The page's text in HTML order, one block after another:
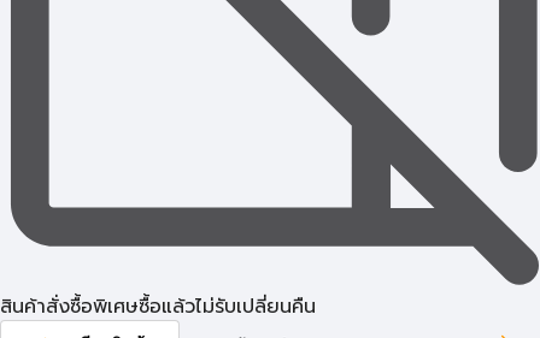
สินค้าสั่งซื้อพิเศษซื้อแล้วไม่รับเปลี่ยนคืน